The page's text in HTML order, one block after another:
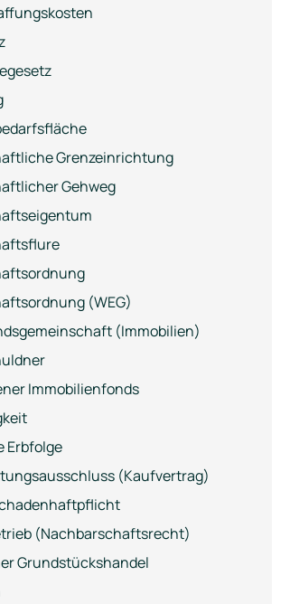
Grenzeinrichtung
Gehweg
(WEG)
(Immobilien)
Immobilienfonds
Erbfolge
(Kaufvertrag)
(Nachbarschaftsrecht)
Grundstückshandel